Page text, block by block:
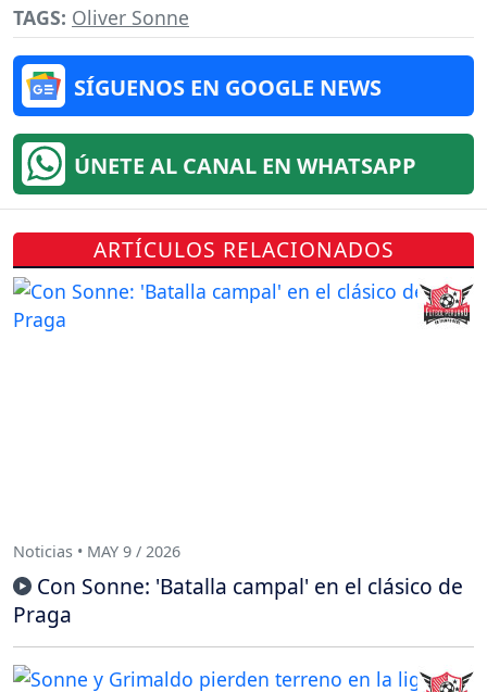
TAGS: Oliver Sonne
SÍGUENOS EN GOOGLE NEWS
ÚNETE AL CANAL EN WHATSAPP
ARTÍCULOS RELACIONADOS
Noticias • MAY 9 / 2026
Con Sonne: 'Batalla campal' en el clásico de
Praga